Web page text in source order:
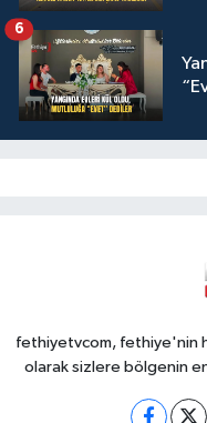
6
fethiyetvcom, fethiye'nin
olarak sizlere bölgenin en